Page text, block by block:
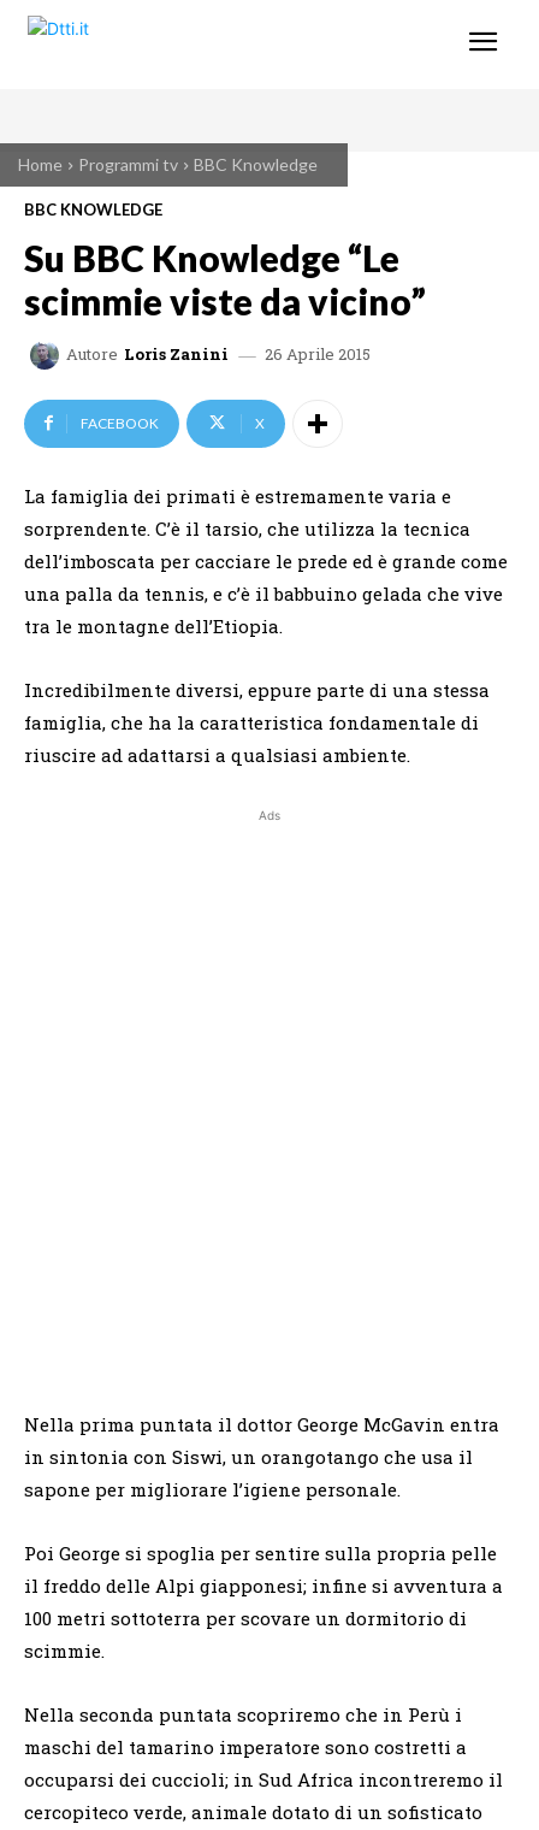
Home Programmi tv BBC Knowledge
BBC KNOWLEDGE
Su BBC Knowledge “Le
scimmie viste da vicino”
Autore Loris Zanini 26 Aprile 2015
FACEBOOK X
La famiglia dei primati è estremamente varia e
sorprendente. C’è il tarsio, che utilizza la tecnica
dell’imboscata per cacciare le prede ed è grande come
una palla da tennis, e c’è il babbuino gelada che vive
tra le montagne dell’Etiopia.
Incredibilmente diversi, eppure parte di una stessa
famiglia, che ha la caratteristica fondamentale di
riuscire ad adattarsi a qualsiasi ambiente.
Ads
Nella prima puntata il dottor George McGavin entra
in sintonia con Siswi, un orangotango che usa il
sapone per migliorare l’igiene personale.
Poi George si spoglia per sentire sulla propria pelle
il freddo delle Alpi giapponesi; infine si avventura a
100 metri sottoterra per scovare un dormitorio di
scimmie.
Nella seconda puntata scopriremo che in Perù i
maschi del tamarino imperatore sono costretti a
occuparsi dei cuccioli; in Sud Africa incontreremo il
cercopiteco verde, animale dotato di un sofisticato